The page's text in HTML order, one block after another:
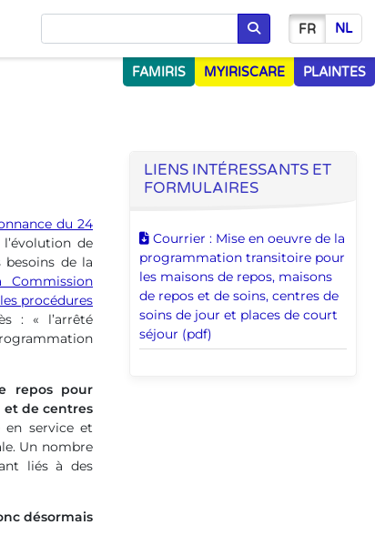
Chercher
FR NL
FAMIRIS MYIRISCARE PLAINTES
du 24
de
besoins de la
procédures
: « l’arrêté
repos pour
et de centres
en service et
Un nombre
liés à des
désormais
LIENS INTÉRESSANTS ET
FORMULAIRES
Télécharger ce document
Courrier : Mise en oeuvre de la
programmation transitoire pour
les maisons de repos, maisons
de repos et de soins, centres de
soins de jour et places de court
séjour (pdf)